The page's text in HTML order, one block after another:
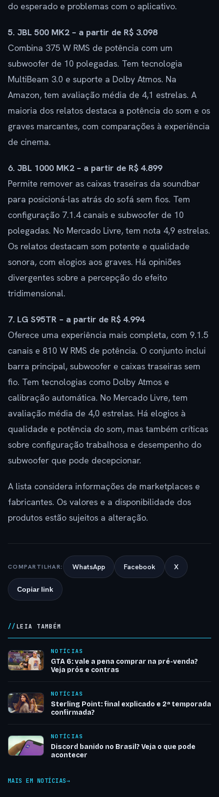
do esperado e problemas com o aplicativo.
5. JBL 500 MK2 – a partir de R$ 3.098
Combina 375 W RMS de potência com um
subwoofer de 10 polegadas. Tem tecnologia
MultiBeam 3.0 e suporte a Dolby Atmos. Na
Amazon, tem avaliação média de 4,1 estrelas. A
maioria dos relatos destaca a potência do som e os
graves marcantes, com comparações à experiência
de cinema.
6. JBL 1000 MK2 – a partir de R$ 4.899
Permite remover as caixas traseiras da soundbar
para posicioná-las atrás do sofá sem fios. Tem
configuração 7.1.4 canais e subwoofer de 10
polegadas. No Mercado Livre, tem nota 4,9 estrelas.
Os relatos destacam som potente e qualidade
sonora, com elogios aos graves. Há opiniões
divergentes sobre a percepção do efeito
tridimensional.
7. LG S95TR – a partir de R$ 4.994
Oferece uma experiência mais completa, com 9.1.5
canais e 810 W RMS de potência. O conjunto inclui
barra principal, subwoofer e caixas traseiras sem
fio. Tem tecnologias como Dolby Atmos e
calibração automática. No Mercado Livre, tem
avaliação média de 4,0 estrelas. Há elogios à
qualidade e potência do som, mas também críticas
sobre configuração trabalhosa e desempenho do
subwoofer que pode decepcionar.
A lista considera informações de marketplaces e
fabricantes. Os valores e a disponibilidade dos
produtos estão sujeitos a alteração.
COMPARTILHAR: WhatsApp Facebook X
Copiar link
LEIA TAMBÉM
NOTÍCIAS
GTA 6: vale a pena comprar na pré-venda?
Veja prós e contras
NOTÍCIAS
Sterling Point: final explicado e 2ª temporada
confirmada?
NOTÍCIAS
Discord banido no Brasil? Veja o que pode
acontecer
MAIS EM NOTÍCIAS